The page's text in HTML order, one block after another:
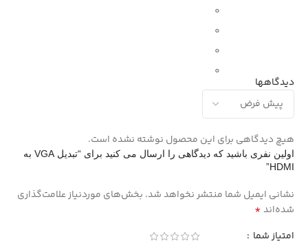
0
0
0
0
دیدگاهها
هیچ دیدگاهی برای این محصول نوشته نشده است.
اولین نفری باشید که دیدگاهی را ارسال می کنید برای “تبدیل VGA به
HDMI”
نشانی ایمیل شما منتشر نخواهد شد. بخش‌های موردنیاز علامت‌گذاری
شده‌اند*
امتیاز شما